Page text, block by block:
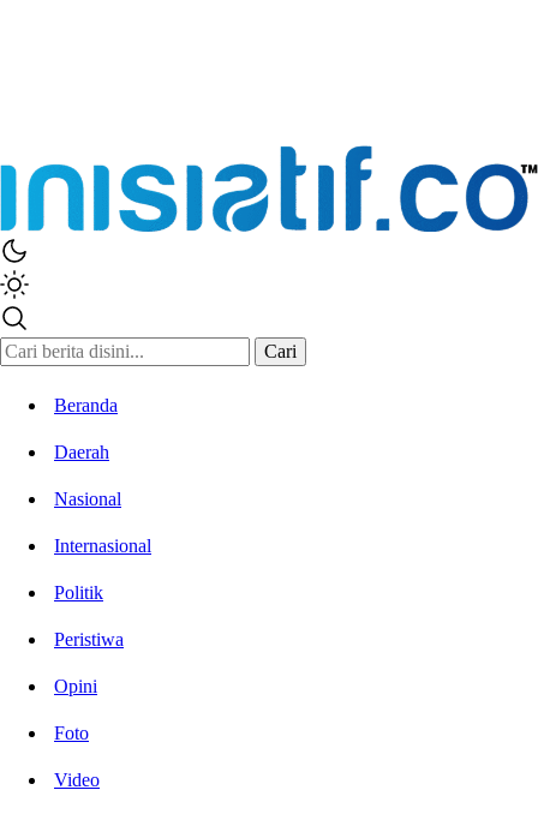
Inisiatif.co
Stay Connected Stay Informed
Cari
Beranda
Daerah
Nasional
Internasional
Politik
Peristiwa
Opini
Foto
Video